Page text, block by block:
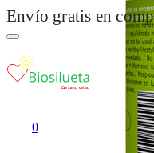
Envío gratis en
0